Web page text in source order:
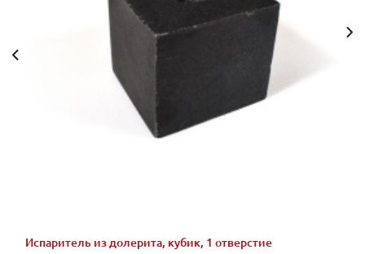
Испаритель из долерита, кубик, 1 отверстие